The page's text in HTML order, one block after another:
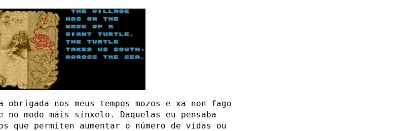
obrigada nos meus tempos mozos e xa non fago
no modo máis sinxelo. Daquelas eu pensaba
que permiten aumentar o número de vidas ou